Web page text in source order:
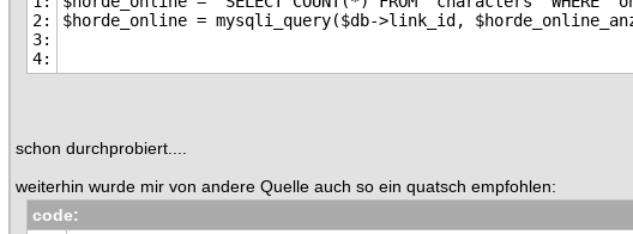
2:
3:
schon durchprobiert....
weiterhin wurde mir von andere Quelle auch so ein quatsch empfohlen:
code: